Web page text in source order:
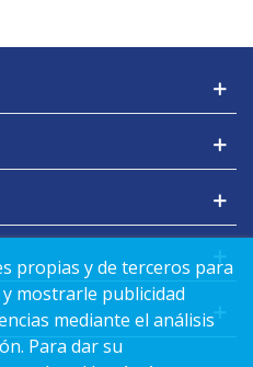
propias y de terceros para
mostrarle publicidad
mediante el análisis
Para dar su